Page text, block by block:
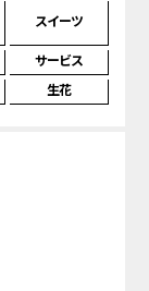
スイーツ
サービス
生花